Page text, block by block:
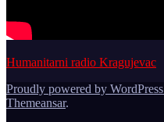
Humanitarni radio Kragujevac
Proudly powered by WordPress
Themeansar.